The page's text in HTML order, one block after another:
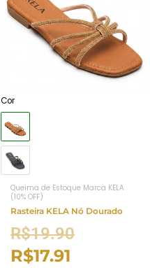
Cor
Queima de Estoque Marca KELA
(10% OFF)
Rasteira KELA Nó Dourado
R$19.90
R$17.91